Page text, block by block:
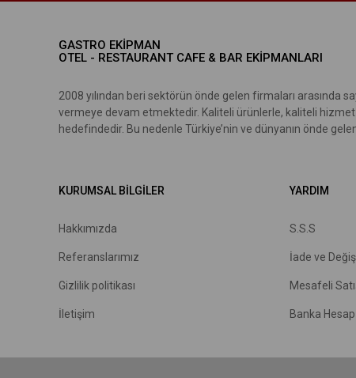
GASTRO EKİPMAN
OTEL - RESTAURANT CAFE & BAR EKİPMANLARI
2008 yılından beri sektörün önde gelen firmaları arasında
vermeye devam etmektedir. Kaliteli ürünlerle, kaliteli
hedefindedir. Bu nedenle Türkiye’nin ve dünyanın önde
KURUMSAL BİLGİLER
Hakkımızda
Referanslarımız
Gizlilik politikası
İletişim
YARDIM
S.S.S
İade ve
Mesafeli
Banka